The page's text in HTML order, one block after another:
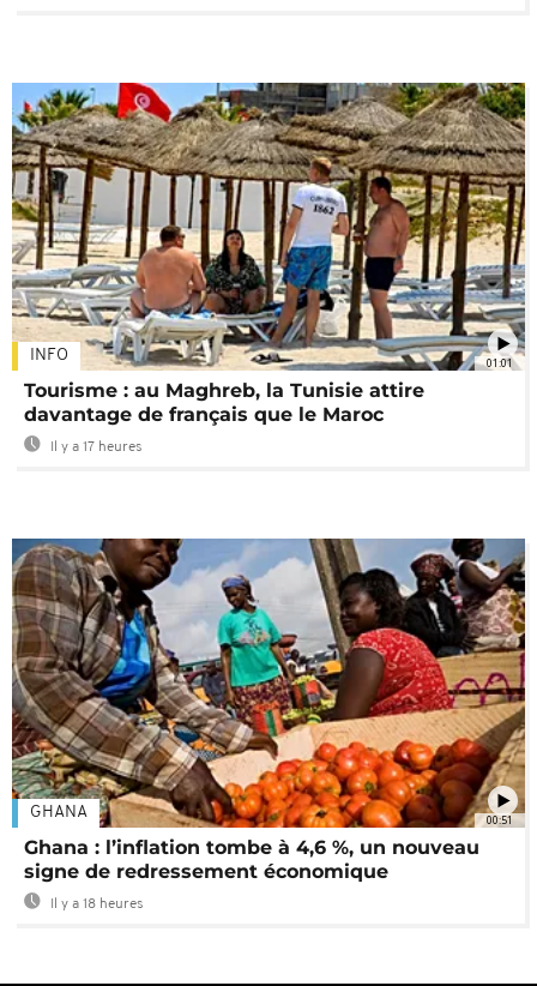
01:01
INFO
Tourisme : au Maghreb, la Tunisie attire
davantage de français que le Maroc
Il y a 17 heures
00:51
GHANA
Ghana : l’inflation tombe à 4,6 %, un nouveau
signe de redressement économique
Il y a 18 heures